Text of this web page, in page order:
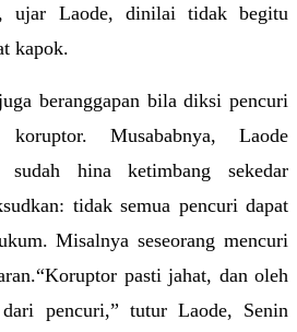
ujar Laode, dinilai tidak begitu
kapok.
beranggapan bila diksi pencuri
Musababnya, Laode
sudah hina ketimbang sekedar
tidak semua pencuri dapat
Misalnya seseorang mencuri
pasti jahat, dan oleh
pencuri,” tutur Laode, Senin